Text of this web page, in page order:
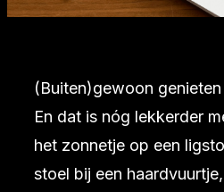
(Buiten)gewoon
En dat is nóg lekkerder
het zonnetje op een
stoel bij een